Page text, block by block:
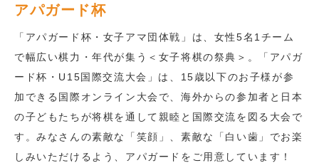
アパガード杯
「アパガード杯・女子アマ団体戦」は、女性5名1チーム
で幅広い棋力・年代が集う＜女子将棋の祭典＞。「アパガ
ード杯・U15国際交流大会」は、15歳以下のお子様が参
加できる国際オンライン大会で、海外からの参加者と日本
の子どもたちが将棋を通して親睦と国際交流を図る大会で
す。みなさんの素敵な「笑顔」、素敵な「白い歯」でお楽
しみいただけるよう、アパガードをご用意しています！